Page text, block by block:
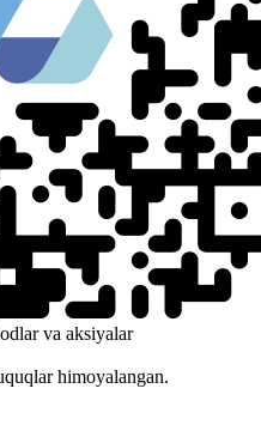
va aksiyalar
himoyalangan.